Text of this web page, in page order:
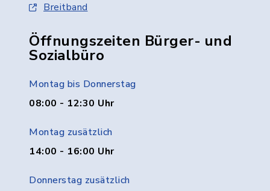
Breitband
Öffnungszeiten Bürger- und
Sozialbüro
Montag bis Donnerstag
08:00 - 12:30 Uhr
Montag zusätzlich
14:00 - 16:00 Uhr
Donnerstag zusätzlich